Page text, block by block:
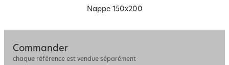
Nappe 150x200
Commander
chaque référence est vendue séparément